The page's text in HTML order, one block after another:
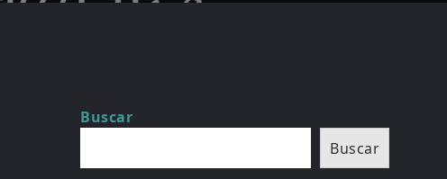
Buscar
Buscar